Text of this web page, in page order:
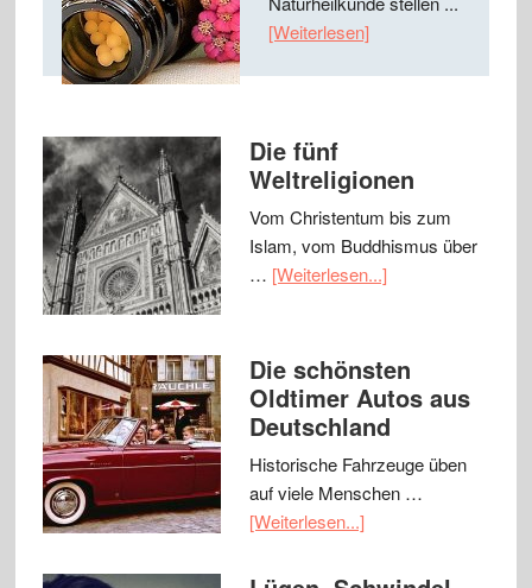
[Weiterlesen]
Die fünf
Weltreligionen
Vom Christentum bis zum
Islam, vom Buddhismus über
… [Weiterlesen...]
Die schönsten
Oldtimer Autos aus
Deutschland
Historische Fahrzeuge üben
auf viele Menschen …
[Weiterlesen...]